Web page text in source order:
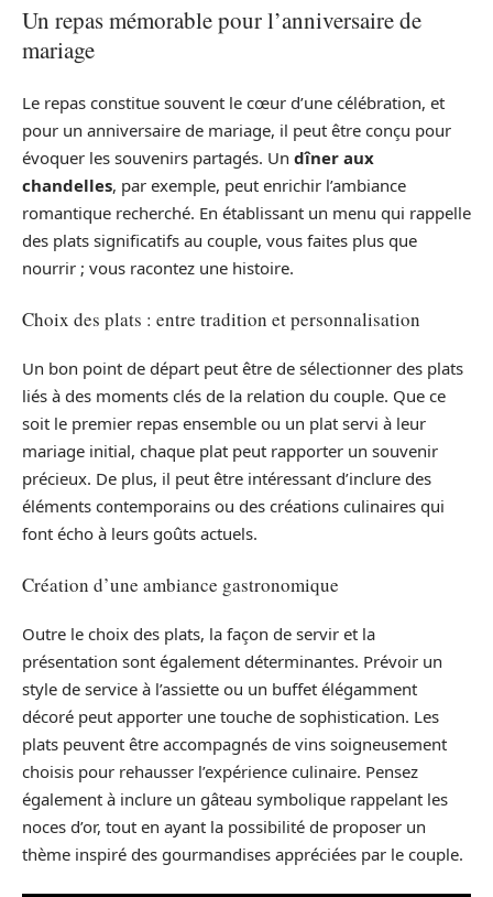
Un repas mémorable pour l’anniversaire de
mariage
Le repas constitue souvent le cœur d’une célébration, et
pour un anniversaire de mariage, il peut être conçu pour
évoquer les souvenirs partagés. Un dîner aux
chandelles, par exemple, peut enrichir l’ambiance
romantique recherché. En établissant un menu qui rappelle
des plats significatifs au couple, vous faites plus que
nourrir ; vous racontez une histoire.
Choix des plats : entre tradition et personnalisation
Un bon point de départ peut être de sélectionner des plats
liés à des moments clés de la relation du couple. Que ce
soit le premier repas ensemble ou un plat servi à leur
mariage initial, chaque plat peut rapporter un souvenir
précieux. De plus, il peut être intéressant d’inclure des
éléments contemporains ou des créations culinaires qui
font écho à leurs goûts actuels.
Création d’une ambiance gastronomique
Outre le choix des plats, la façon de servir et la
présentation sont également déterminantes. Prévoir un
style de service à l’assiette ou un buffet élégamment
décoré peut apporter une touche de sophistication. Les
plats peuvent être accompagnés de vins soigneusement
choisis pour rehausser l’expérience culinaire. Pensez
également à inclure un gâteau symbolique rappelant les
noces d’or, tout en ayant la possibilité de proposer un
thème inspiré des gourmandises appréciées par le couple.